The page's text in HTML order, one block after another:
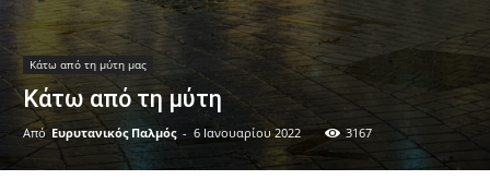
Κάτω από τη μύτη μας
Κάτω από τη μύτη
Από Ευρυτανικός Παλμός - 6 Ιανουαρίου 2022 3167